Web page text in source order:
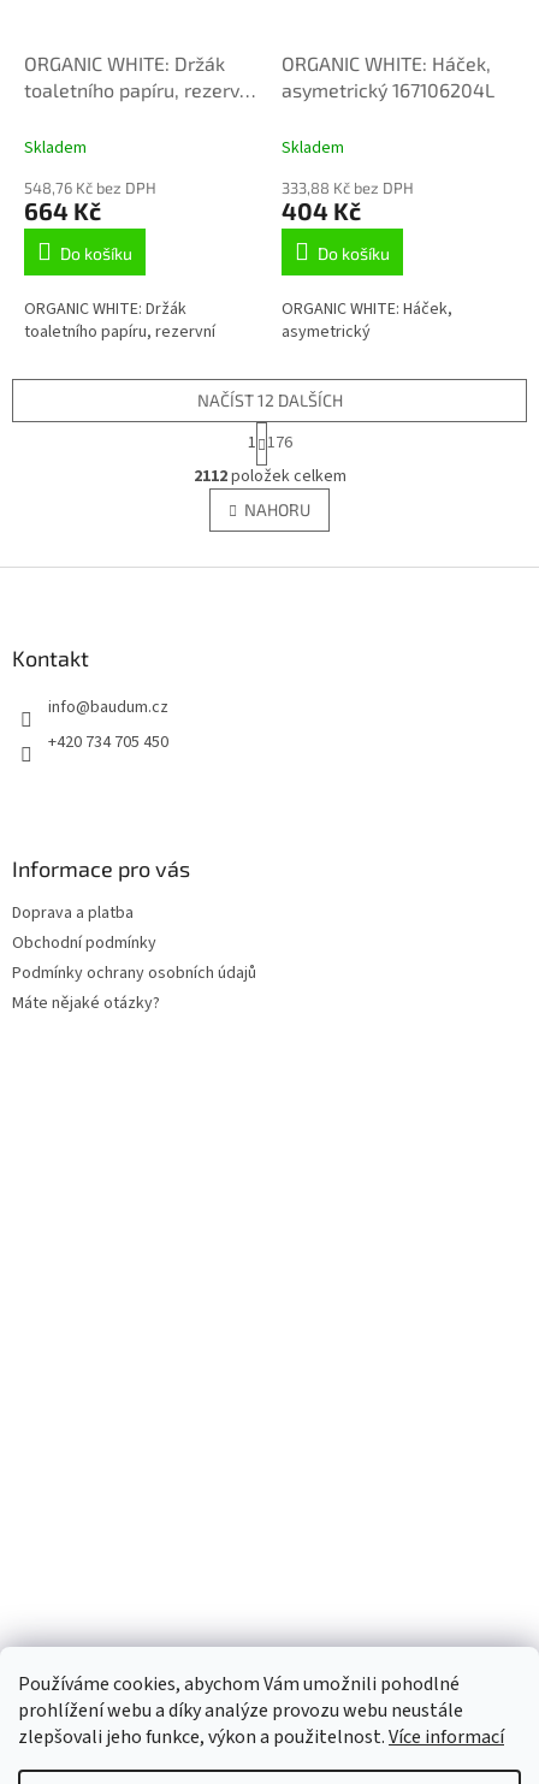
Používáme cookies, abychom Vám umožnili pohodlné
prohlížení webu a díky analýze provozu webu neustále
zlepšovali jeho funkce, výkon a použitelnost.Více informací
ORGANIC WHITE: Držák
toaletního papíru, rezervní
Skladem
548,76 Kč bez DPH
664 Kč
Do košíku
ORGANIC WHITE: Držák
toaletního papíru, rezervní
ORGANIC WHITE: Háček,
asymetrický 167106204L
Skladem
333,88 Kč bez DPH
404 Kč
Do košíku
ORGANIC WHITE: Háček,
asymetrický
O
v
l
á
NAČÍST 12 DALŠÍCH
S
t
r
á
n
k
v
1 176
2112položek celkem
NAHORU
Kontakt
info@baudum.cz
+420 734 705 450
Informace pro vás
Doprava a platba
Obchodní podmínky
Podmínky ochrany osobních údajů
Máte nějaké otázky?